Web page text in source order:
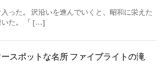
った。 沢沿いを進んでいくと、昭和に栄えた
いた。 「 […]
ースポットな名所 ファイブライトの滝